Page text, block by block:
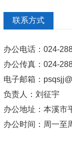
联系方式
办公电话：024-
办公传真：024-
电子邮箱：
负责人：刘征宇
办公地址：本溪市
办公时间： 周一至